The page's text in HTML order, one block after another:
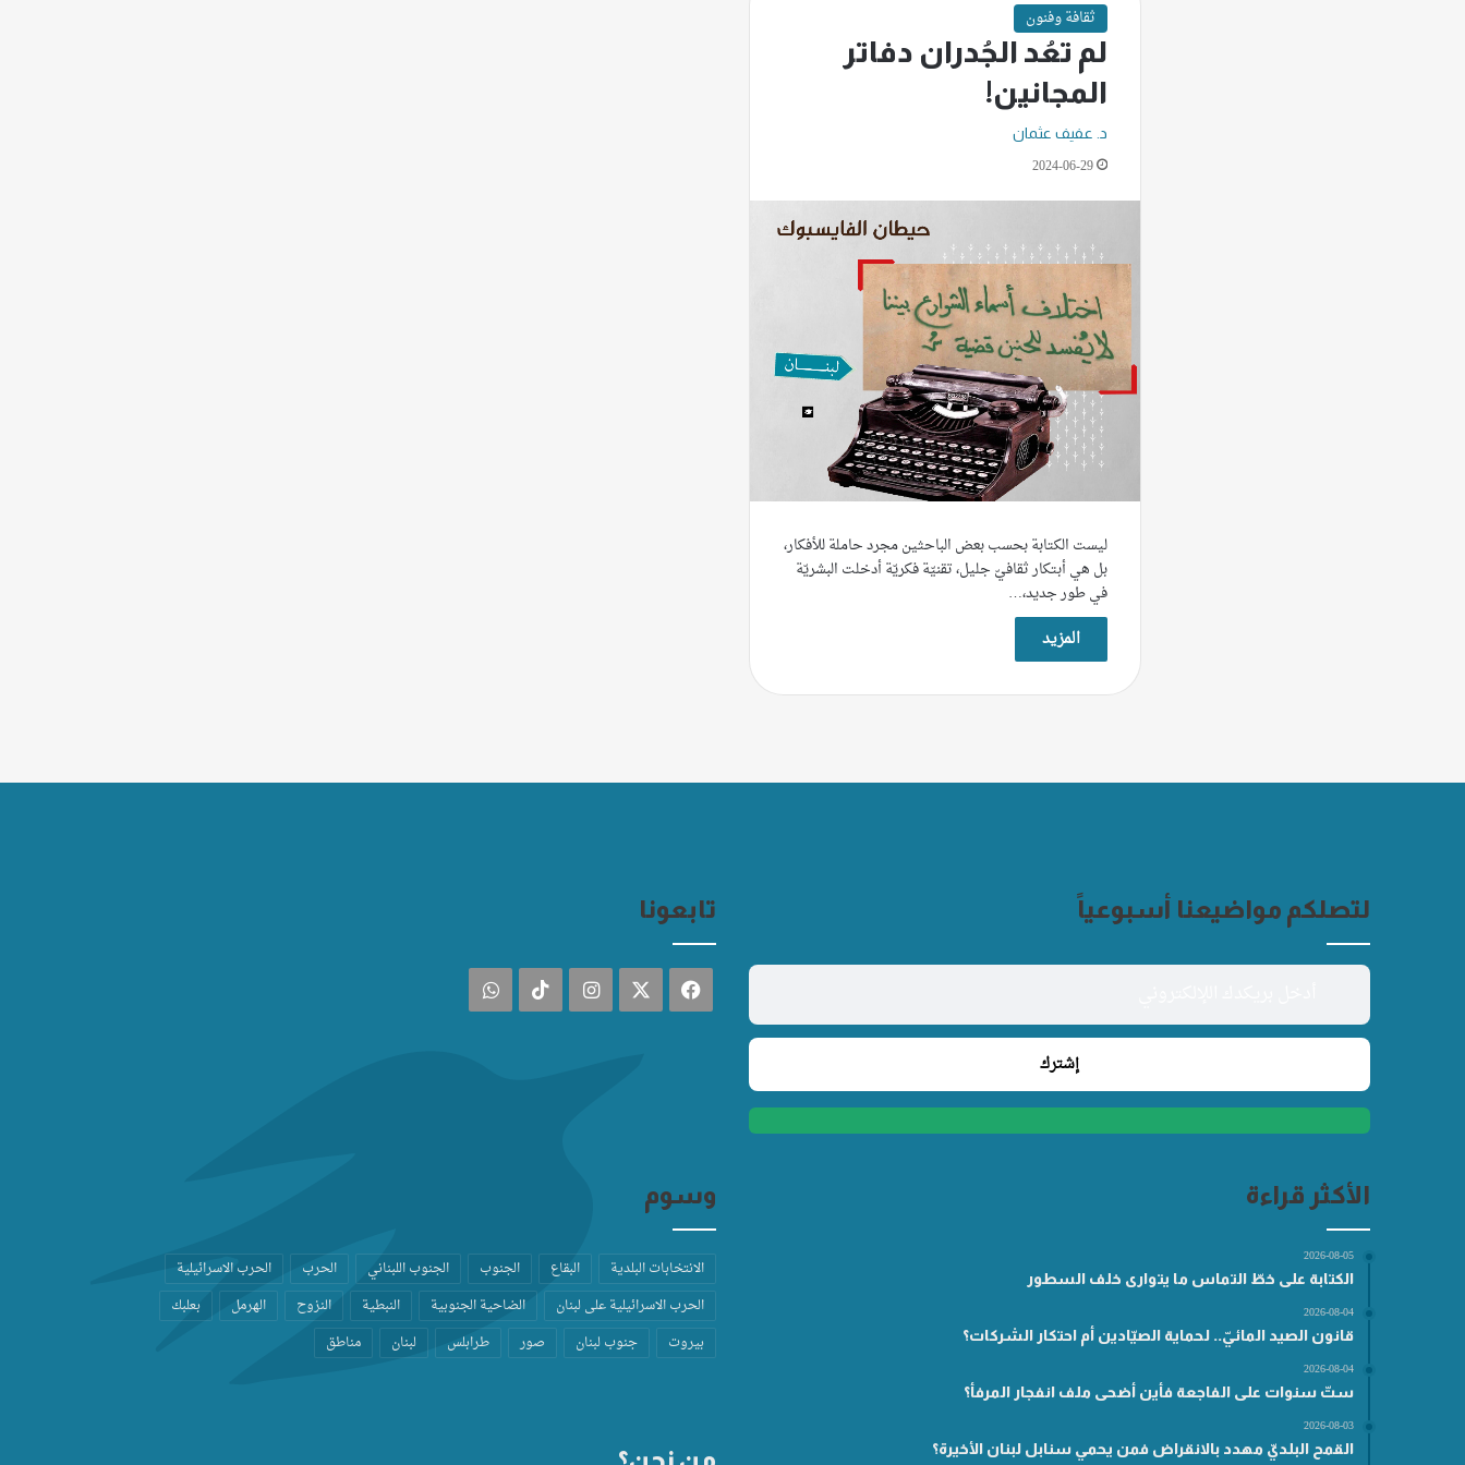
ثقافة وفنون
لم تعُد الجُدران دفاتر
المجانين!
د. عفيف عثمان
2024-06-29
ليست الكتابة بحسب بعض الباحثين مجرد حاملة للأفكار،
بل هي أبتكار ثقافيّ جليل، تقنيّة فكريّة أدخلت البشريّة
في طور جديد،…
المزيد
لتصلكم مواضيعنا أسبوعياً تابعونا
فيسبوك انستقرام ‫TikTokواتساب
الأكثر قراءة
2026-08-05
الكتابة على خطّ التماس ما يتوارى خلف السطور
2026-08-04
قانون الصيد المائيّ.. لحماية الصيّادين أم احتكار الشركات؟
2026-08-04
ستّ سنوات على الفاجعة فأين أضحى ملف انفجار المرفأ؟
2026-08-03
القمح البلديّ مهدد بالانقراض فمن يحمي سنابل لبنان الأخيرة؟
وسوم
الانتخابات البلدية البقاع الجنوب الجنوب اللبناني الحرب
الحرب الاسرائيلية
الحرب الاسرائيلية على لبنان
الضاحية الجنوبية النبطية النزوح الهرمل
بعلبك
بيروت
جنوب لبنان صور طرابلس لبنان مناطق